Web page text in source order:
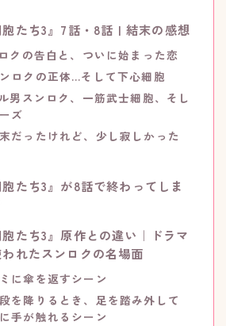
胞たち3』7話・8話 | 結末の感想
クの告白と、ついに始まった恋
ロクの正体…そして下心細胞
男スンロク、一筋武士細胞、そし
ズ
だったけれど、少し寂しかった
胞たち3』が8話で終わってしま
胞たち3』原作との違い｜ドラマ
れたスンロクの名場面
に傘を返すシーン
を降りるとき、足を踏み外して
手が触れるシーン